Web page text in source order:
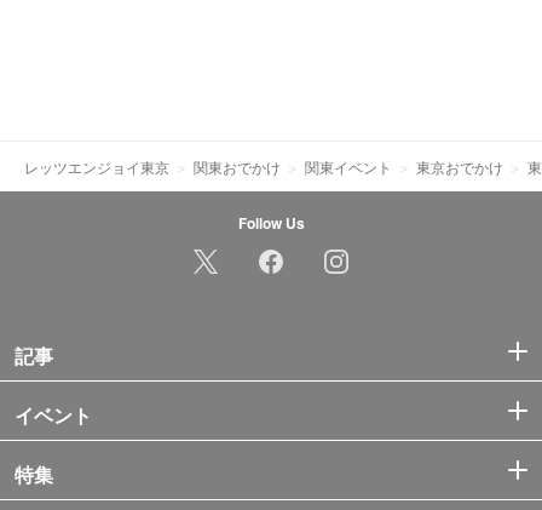
レッツエンジョイ東京 関東おでかけ 関東イベント 東京おでかけ
Follow Us
記事
イベント
特集